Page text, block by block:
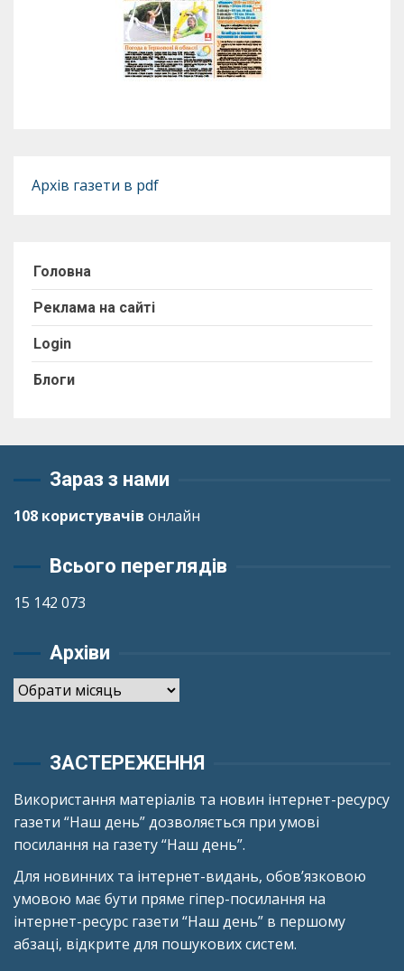
Архів газети в pdf
Головна
Реклама на сайті
Login
Блоги
Зараз з нами
108 користувачів онлайн
Всього переглядів
15 142 073
Архіви
Архіви
ЗАСТЕРЕЖЕННЯ
Використання матеріалів та новин інтернет-ресурсу
газети “Наш день” дозволяється при умові
посилання на газету “Наш день”.
Для новинних та інтернет-видань, обов’язковою
умовою має бути пряме гіпер-посилання на
інтернет-ресурс газети “Наш день” в першому
абзаці, відкрите для пошукових систем.